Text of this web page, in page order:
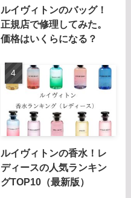
ルイヴィトンのバッグ！
正規店で修理してみた。
価格はいくらになる？
ルイヴィトンの香水！レ
ディースの人気ランキン
グTOP10（最新版）